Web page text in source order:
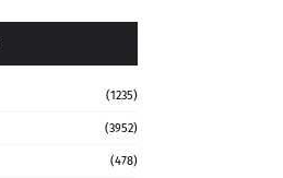
(1235)
(3952)
(478)